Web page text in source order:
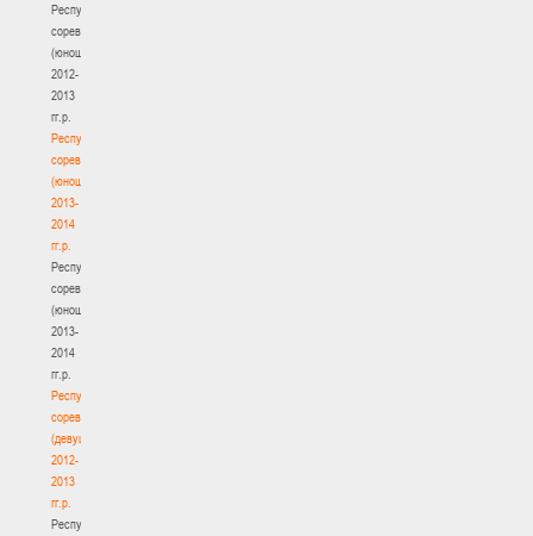
Республиканские
соревнования
(юноши)
2012-
2013
гг.р.
Республиканские
соревнования
(юноши)
2013-
2014
гг.р.
Республиканские
соревнования
(юноши)
2013-
2014
гг.р.
Республиканские
соревнования
(девушки)
2012-
2013
гг.р.
Республиканские